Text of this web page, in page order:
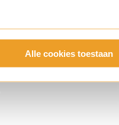
Alle cookies toestaan